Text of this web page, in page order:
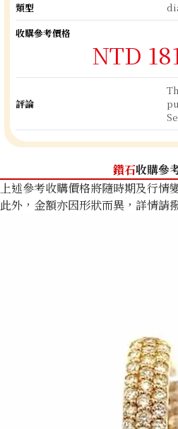
類型
收購參考價格
NTD
評論
鑽石收購參
上述參考收購價格將隨時期及行情
此外，金額亦因形狀而異，詳情請